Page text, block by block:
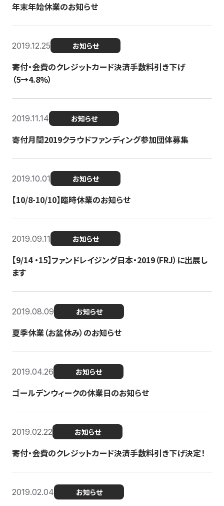
年末年始休業のお知らせ
2019.12.25 お知らせ
寄付・会費のクレジットカード決済手数料引き下げ
（5→4.8%）
2019.11.14 お知らせ
寄付月間2019クラウドファンディング参加団体募集
2019.10.01 お知らせ
【10/8-10/10】臨時休業のお知らせ
2019.09.11 お知らせ
【9/14 ・15】ファンドレイジング日本・2019（FRJ）に出展し
ます
2019.08.09 お知らせ
夏季休業（お盆休み）のお知らせ
2019.04.26 お知らせ
ゴールデンウィークの休業日のお知らせ
2019.02.22 お知らせ
寄付・会費のクレジットカード決済手数料引き下げ決定！
2019.02.04 お知らせ